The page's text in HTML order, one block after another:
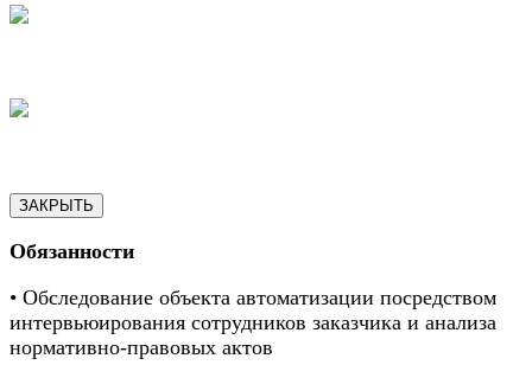
ЗАКРЫТЬ
Обязанности
• Обследование объекта автоматизации посредством
интервьюирования сотрудников заказчика и анализа
нормативно-правовых актов